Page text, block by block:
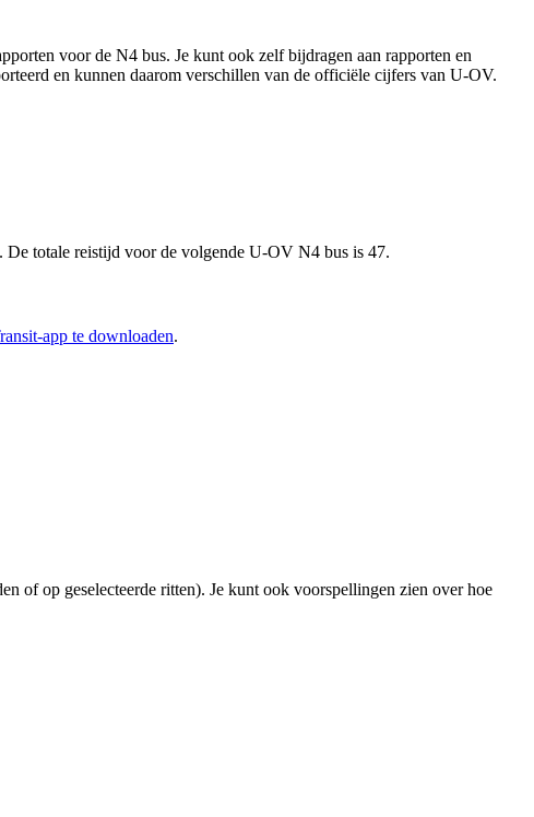
voor de N4 bus. Je kunt ook zelf bijdragen aan rapporten en
en kunnen daarom verschillen van de officiële cijfers van U-OV.
totale reistijd voor de volgende U-OV N4 bus is 47.
app te downloaden.
of op geselecteerde ritten). Je kunt ook voorspellingen zien over hoe